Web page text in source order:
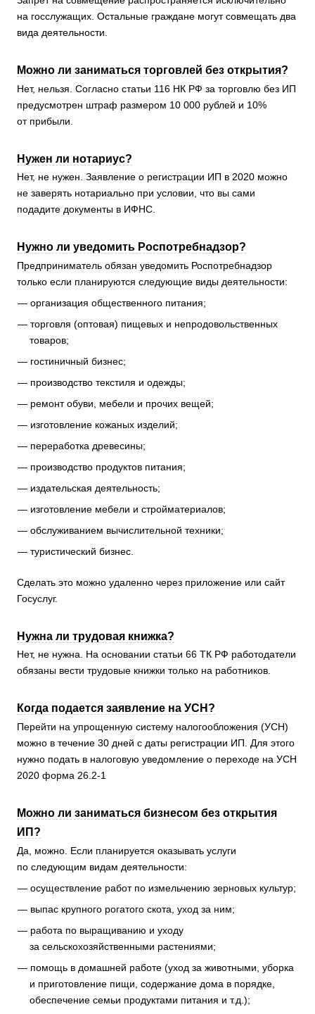
на госслужащих. Остальные граждане могут совмещать два
вида деятельности.
Можно ли заниматься торговлей без открытия?
Нет, нельзя. Согласно статьи 116 НК РФ за торговлю без ИП
предусмотрен штраф размером 10 000 рублей и 10%
от прибыли.
Нужен ли нотариус?
Нет, не нужен. Заявление о регистрации ИП в 2020 можно
не заверять нотариально при условии, что вы сами
подадите документы в ИФНС.
Нужно ли уведомить Роспотребнадзор?
Предприниматель обязан уведомить Роспотребнадзор
только если планируются следующие виды деятельности:
организация общественного питания;
торговля (оптовая) пищевых и непродовольственных
товаров;
гостиничный бизнес;
производство текстиля и одежды;
ремонт обуви, мебели и прочих вещей;
изготовление кожаных изделий;
переработка древесины;
производство продуктов питания;
издательская деятельность;
изготовление мебели и стройматериалов;
обслуживанием вычислительной техники;
туристический бизнес.
Сделать это можно удаленно через приложение или сайт
Госуслуг.
Нужна ли трудовая книжка?
Нет, не нужна. На основании статьи 66 ТК РФ работодатели
обязаны вести трудовые книжки только на работников.
Когда подается заявление на УСН?
Перейти на упрощенную систему налогообложения (УСН)
можно в течение 30 дней с даты регистрации ИП. Для этого
нужно подать в налоговую уведомление о переходе на УСН
2020 форма 26.2-1
Можно ли заниматься бизнесом без открытия
ИП?
Да, можно. Если планируется оказывать услуги
по следующим видам деятельности:
осуществление работ по измельчению зерновых культур;
выпас крупного рогатого скота, уход за ним;
работа по выращиванию и уходу
за сельскохозяйственными растениями;
помощь в домашней работе (уход за животными, уборка
и приготовление пищи, содержание дома в порядке,
обеспечение семьи продуктами питания и т.д.);